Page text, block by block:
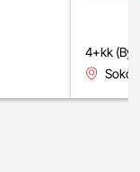
4+kk